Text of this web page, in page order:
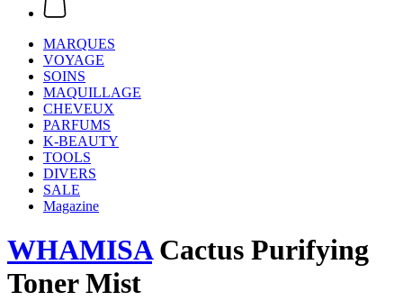
MARQUES
VOYAGE
SOINS
MAQUILLAGE
CHEVEUX
PARFUMS
K-BEAUTY
TOOLS
DIVERS
SALE
Magazine
WHAMISACactus Purifying
Toner Mist